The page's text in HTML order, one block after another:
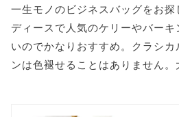
一生モノのビジネスバッグをお
ディースで人気のケリーやバー
いのでかなりおすすめ。クラシ
ンは色褪せることはありません。